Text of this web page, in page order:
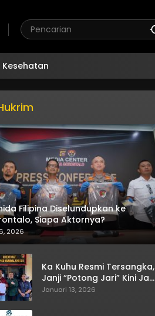
Kesehatan
Filipina Diselundupkan ke
Siapa Aktornya?
2026
Ka Kuhu Resmi Tersangka,
Janji “Potong Jari” Kini Jadi
Bumerang
Januari 13, 2026